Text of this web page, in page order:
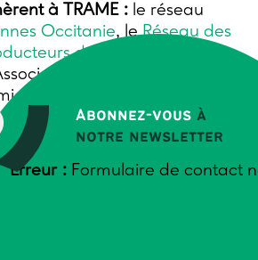
Abonnez-vous à
notre newsletter
Erreur : Formulaire de contact
à TRAME : le réseau
Occitanie, leRéseau des
de Provence-Alpes-
des Magasins de
des Hauts-de-France
en continu, au niveau
:
associative des réseaux
de rencontres d’échanges
de pratiques entre magasins